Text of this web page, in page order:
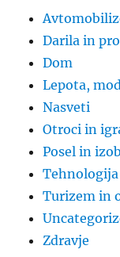
Darila in
Dom
Lepota,
Nasveti
Otroci in
Posel in
Turizem in
Zdravje